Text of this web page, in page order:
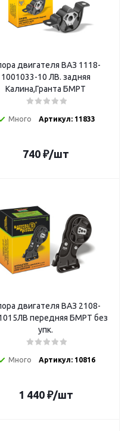
двигателя ВАЗ 1118-
1001033-10 ЛВ. задняя
Калина,Гранта БМРТ
Много Артикул: 11833
740₽/шт
двигателя ВАЗ 2108-
передняя БМРТ без
упк.
Много Артикул: 10816
1 440₽/шт